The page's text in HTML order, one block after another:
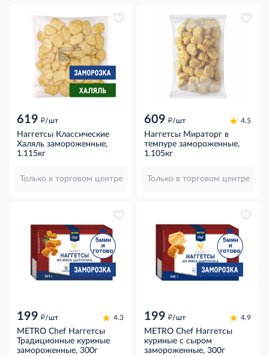
619 д/шт
Наггетсы Классические
Халяль замороженные,
1.115кг
Только в торговом центре
609 д/шт 4.5
Наггетсы Мираторг в
темпуре замороженные,
1.105кг
Только в торговом центре
199 д/шт 4.3
METRO Chef Наггетсы
Традиционные куриные
замороженные, 300г
199 д/шт 4.9
METRO Chef Наггетсы
куриные с сыром
замороженные, 300г